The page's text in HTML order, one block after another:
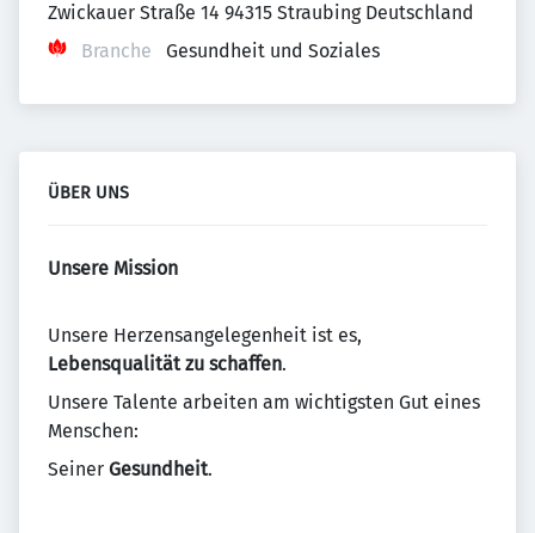
Zwickauer Straße 14 94315 Straubing Deutschland
Branche
Gesundheit und Soziales
ÜBER UNS
Unsere Mission
Unsere Herzensangelegenheit ist es,
Lebensqualität zu schaffen.
Unsere Talente arbeiten am wichtigsten Gut eines
Menschen:
Seiner Gesundheit.